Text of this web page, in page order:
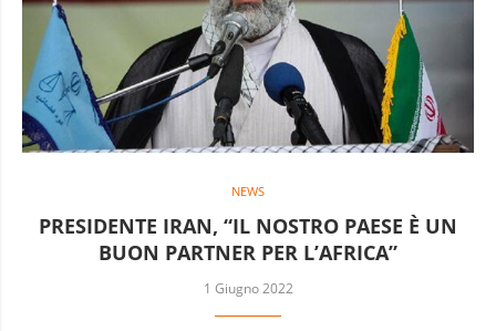
NEWS
PRESIDENTE IRAN, “IL NOSTRO PAESE È UN
BUON PARTNER PER L’AFRICA”
1 Giugno 2022